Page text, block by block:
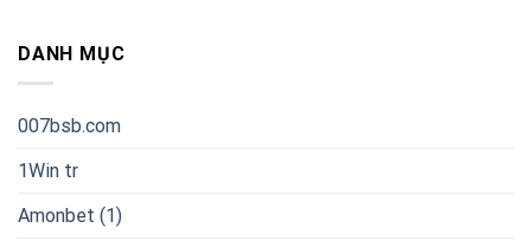
DANH MỤC
007bsb.com
1Win tr
Amonbet (1)